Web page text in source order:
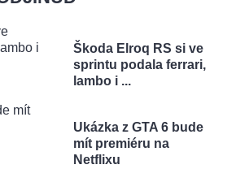
Škoda Elroq RS si ve
sprintu podala ferrari,
lambo i ...
Ukázka z GTA 6 bude
mít premiéru na
Netflixu